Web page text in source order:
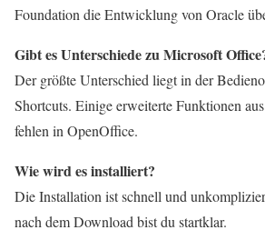
Foundation die Entwicklung von Oracle
Gibt es Unterschiede zu Microsoft
Der größte Unterschied liegt in der
Shortcuts. Einige erweiterte Funktionen
fehlen in OpenOffice.
Wie wird es installiert?
Die Installation ist schnell und
nach dem Download bist du startklar.